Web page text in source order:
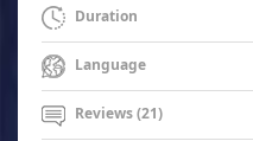
Duration
Language
Reviews (21)